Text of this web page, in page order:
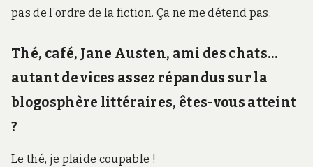
pas de l’ordre de la fiction. Ça ne me détend pas.
Thé, café, Jane Austen, ami des chats…
autant de vices assez répandus sur la
blogosphère littéraires, êtes-vous atteint
?
Le thé, je plaide coupable !